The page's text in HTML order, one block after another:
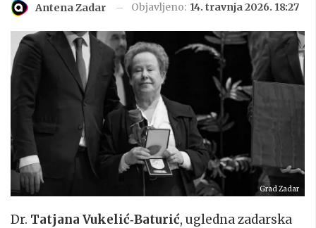
Antena Zadar Objavljeno: 14. travnja 2026. 18:27
Grad Zadar
Dr. Tatjana Vukelić‑Baturić, ugledna zadarska